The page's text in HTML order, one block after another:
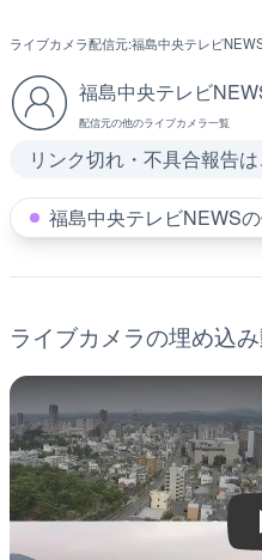
ライブカメラ配信元:福島中央テレビ
福島中央テレビ
配信元の他のライブカメラ一覧
リンク切れ・不具合報告
福島中央テレビNEWS
ライブカメラの埋め込